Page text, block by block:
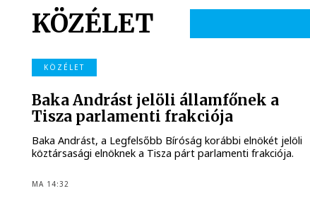
KÖZÉLET
KÖZÉLET
Baka Andrást jelöli államfőnek a
Tisza parlamenti frakciója
Baka Andrást, a Legfelsőbb Bíróság korábbi elnökét jelöli
köztársasági elnöknek a Tisza párt parlamenti frakciója.
MA 14:32